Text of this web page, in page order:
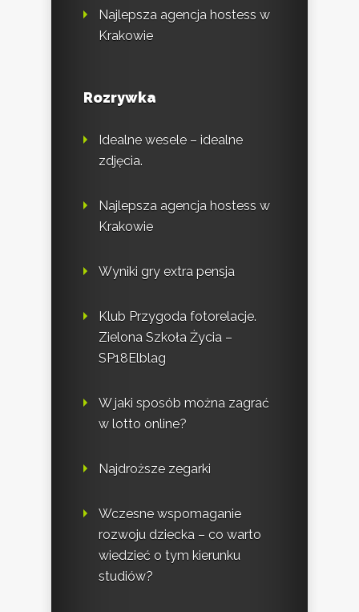
Najlepsza agencja hostess w
Krakowie
Rozrywka
Idealne wesele – idealne
zdjęcia.
Najlepsza agencja hostess w
Krakowie
Wyniki gry extra pensja
Klub Przygoda fotorelacje.
Zielona Szkoła Życia –
SP18Elblag
W jaki sposób można zagrać
w lotto online?
Najdroższe zegarki
Wczesne wspomaganie
rozwoju dziecka – co warto
wiedzieć o tym kierunku
studiów?